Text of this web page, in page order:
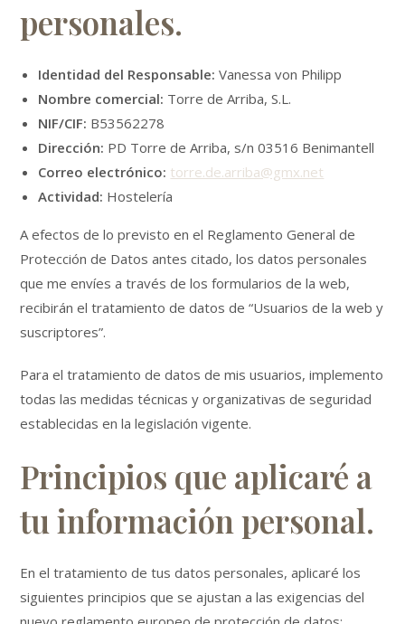
personales.
Identidad del Responsable:Vanessa von Philipp
Nombre comercial: Torre de Arriba, S.L.
NIF/CIF: B53562278
Dirección: PD Torre de Arriba, s/n 03516 Benimantell
Correo electrónico: torre.de.arriba@gmx.net
Actividad: Hostelería
A efectos de lo previsto en el Reglamento General de
Protección de Datos antes citado, los datos personales
que me envíes a través de los formularios de la web,
recibirán el tratamiento de datos de “Usuarios de la web y
suscriptores”.
Para el tratamiento de datos de mis usuarios, implemento
todas las medidas técnicas y organizativas de seguridad
establecidas en la legislación vigente.
Principios que aplicaré a
tu información personal.
En el tratamiento de tus datos personales, aplicaré los
siguientes principios que se ajustan a las exigencias del